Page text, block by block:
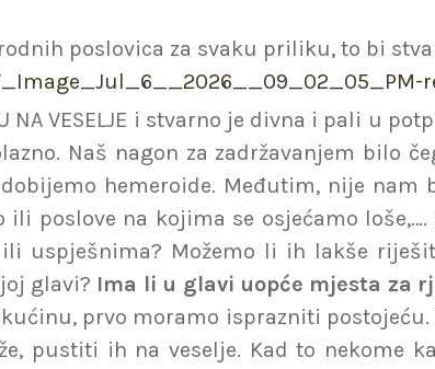
poslovica za svaku priliku, to bi
NA VESELJE i stvarno je divna i pali u
Naš nagon za zadržavanjem bilo
hemeroide. Međutim, nije nam
poslove na kojima se osjećamo
uspješnima? Možemo li ih lakše
glavi? Ima li u glavi uopće mjesta za
prvo moramo isprazniti postojeću.
pustiti ih na veselje. Kad to nekome